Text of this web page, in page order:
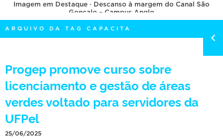
OUVIDORIA
PORTARIAS
TELEFONES
Imagem em Destaque · Descanso à margem do Canal São
Gonçalo – Campus Anglo
ARQUIVO DA TAG CAPACITA
Progep promove curso sobre
licenciamento e gestão de áreas
verdes voltado para servidores da
UFPel
25/06/2025